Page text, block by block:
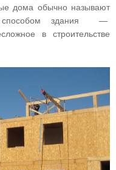
дома обычно называют
способом здания —
в строительстве